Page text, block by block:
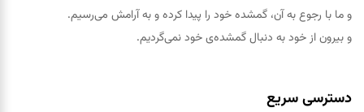
و ما با رجوع به آن، گمشده خود را پيدا کرده و به آرامش می‌رسیم.
و بیرون از خود به دنبال گمشده‌ی خود نمی‌گردیم.
دسترسی سریع